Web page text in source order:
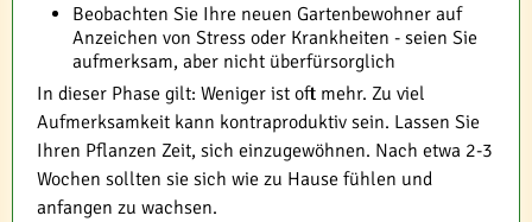
Beobachten Sie Ihre neuen Gartenbewohner auf
Anzeichen von Stress oder Krankheiten - seien Sie
aufmerksam, aber nicht überfürsorglich
In dieser Phase gilt: Weniger ist oft mehr. Zu viel
Aufmerksamkeit kann kontraproduktiv sein. Lassen Sie
Ihren Pflanzen Zeit, sich einzugewöhnen. Nach etwa 2-3
Wochen sollten sie sich wie zu Hause fühlen und
anfangen zu wachsen.